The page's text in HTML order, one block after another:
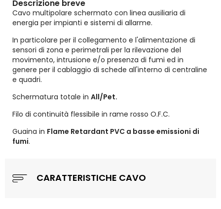
Descrizione breve
Cavo multipolare schermato con linea ausiliaria di
energia per impianti e sistemi di allarme.
In particolare per il collegamento e l'alimentazione di
sensori di zona e perimetrali per la rilevazione del
movimento, intrusione e/o presenza di fumi ed in
genere per il cablaggio di schede all'interno di centraline
e quadri.
Schermatura totale in All/Pet.
Filo di continuità flessibile in rame rosso O.F.C.
Guaina in Flame Retardant PVC a basse emissioni di
fumi.
CARATTERISTICHE CAVO